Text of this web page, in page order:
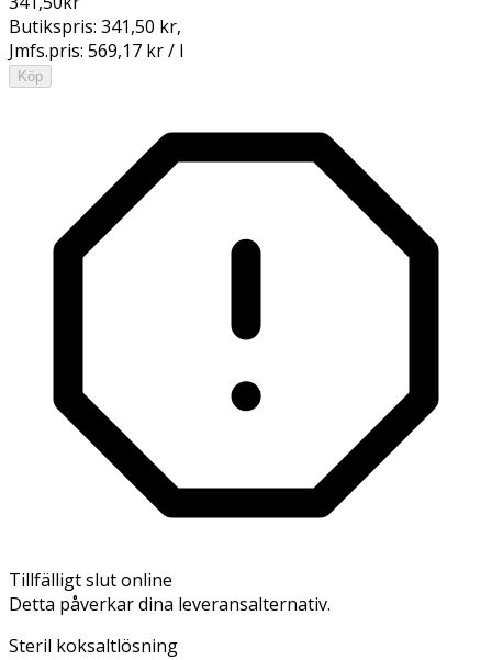
Butikspris: 341,50 kr,
Jmfs.pris: 569,17 kr / l
Köp
Tillfälligt slut online
Detta påverkar dina leveransalternativ.
Steril koksaltlösning